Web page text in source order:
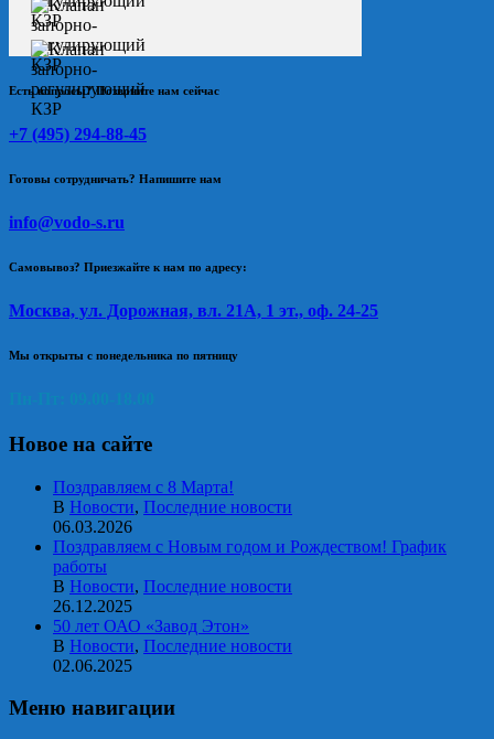
Есть вопросы? Позвоните нам сейчас
+7 (495) 294-88-45
Готовы сотрудничать? Напишите нам
info@vodo-s.ru
Самовывоз? Приезжайте к нам по адресу:
Москва, ул. Дорожная, вл. 21А, 1 эт., оф. 24-25
Мы открыты с понедельника по пятницу
Новое на сайте
Поздравляем с 8 Марта!
В Новости, Последние новости
06.03.2026
Поздравляем с Новым годом и Рождеством! График
работы
В Новости, Последние новости
26.12.2025
50 лет ОАО «Завод Этон»
В Новости, Последние новости
02.06.2025
Меню навигации